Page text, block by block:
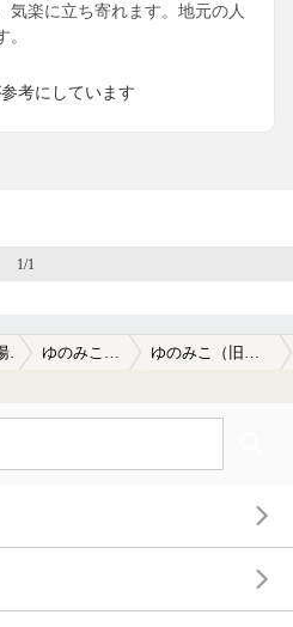
気楽に立ち寄れます。地元の人
。
考にしています
1/1